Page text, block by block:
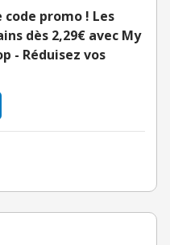
code promo ! Les
dès 2,29€ avec My
- Réduisez vos